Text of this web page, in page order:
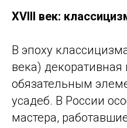
XVIII век:
В эпоху
века) декоративная
обязательным
усадеб. В России
мастера,